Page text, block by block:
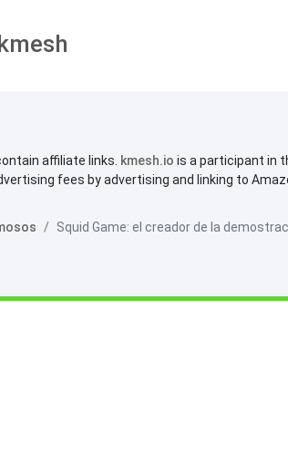
affiliate links. kmesh.io is a participant in
fees by advertising and linking to
Squid Game: el creador de la